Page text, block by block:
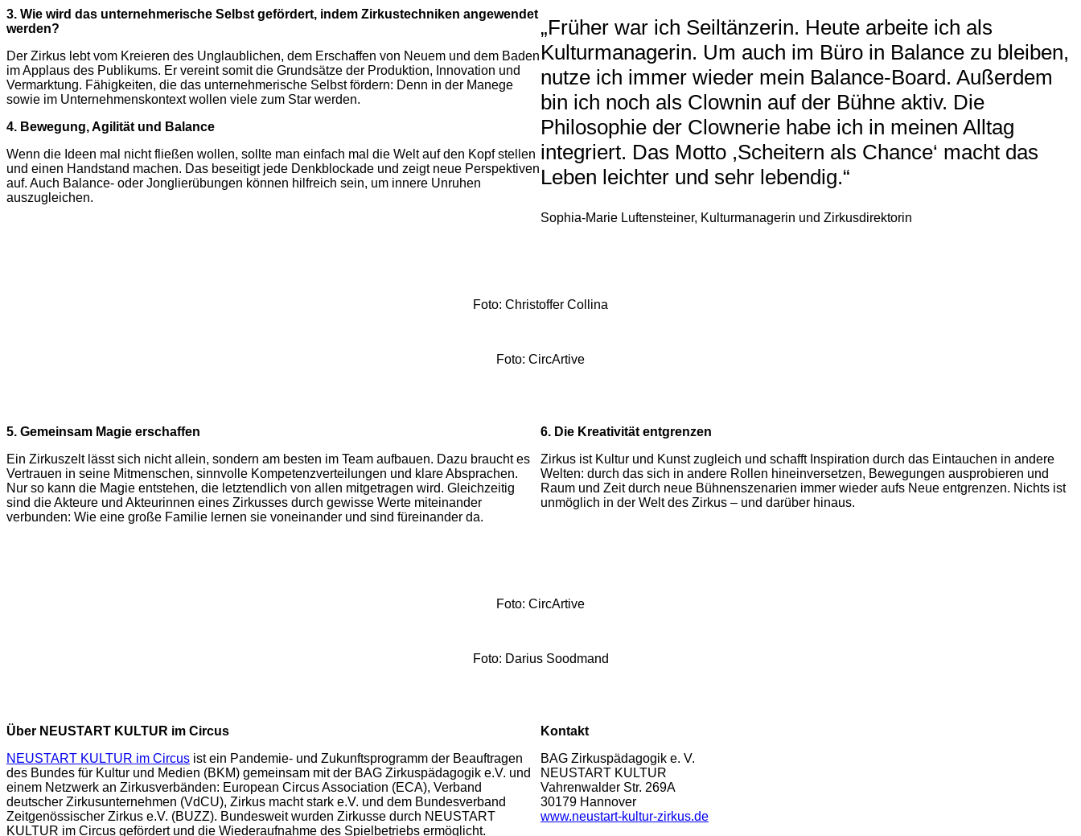
3. Wie wird das unternehmerische Selbst gefördert, indem Zirkustechniken angewendet
werden?
Der Zirkus lebt vom Kreieren des Unglaublichen, dem Erschaffen von Neuem und dem Baden
im Applaus des Publikums. Er vereint somit die Grundsätze der Produktion, Innovation und
Vermarktung. Fähigkeiten, die das unternehmerische Selbst fördern: Denn in der Manege
sowie im Unternehmenskontext wollen viele zum Star werden.
4. Bewegung, Agilität und Balance
Wenn die Ideen mal nicht fließen wollen, sollte man einfach mal die Welt auf den Kopf stellen
und einen Handstand machen. Das beseitigt jede Denkblockade und zeigt neue Perspektiven
auf. Auch Balance- oder Jonglierübungen können hilfreich sein, um innere Unruhen
auszugleichen.
„Früher war ich Seiltänzerin. Heute arbeite ich als
Kulturmanagerin. Um auch im Büro in Balance zu bleiben,
nutze ich immer wieder mein Balance-Board. Außerdem
bin ich noch als Clownin auf der Bühne aktiv. Die
Philosophie der Clownerie habe ich in meinen Alltag
integriert. Das Motto ,Scheitern als Chance‘ macht das
Leben leichter und sehr lebendig.“
Sophia-Marie Luftensteiner, Kulturmanagerin und Zirkusdirektorin
Foto: Christoffer Collina
Foto: CircArtive
5. Gemeinsam Magie erschaffen
Ein Zirkuszelt lässt sich nicht allein, sondern am besten im Team aufbauen. Dazu braucht es
Vertrauen in seine Mitmenschen, sinnvolle Kompetenzverteilungen und klare Absprachen.
Nur so kann die Magie entstehen, die letztendlich von allen mitgetragen wird. Gleichzeitig
sind die Akteure und Akteurinnen eines Zirkusses durch gewisse Werte miteinander
verbunden: Wie eine große Familie lernen sie voneinander und sind füreinander da.
6. Die Kreativität entgrenzen
Zirkus ist Kultur und Kunst zugleich und schafft Inspiration durch das Eintauchen in andere
Welten: durch das sich in andere Rollen hineinversetzen, Bewegungen ausprobieren und
Raum und Zeit durch neue Bühnenszenarien immer wieder aufs Neue entgrenzen. Nichts ist
unmöglich in der Welt des Zirkus – und darüber hinaus.
Foto: CircArtive
Foto: Darius Soodmand
Über NEUSTART KULTUR im Circus
NEUSTART KULTUR im Circus ist ein Pandemie- und Zukunftsprogramm der Beauftragen
des Bundes für Kultur und Medien (BKM) gemeinsam mit der BAG Zirkuspädagogik e.V. und
einem Netzwerk an Zirkusverbänden: European Circus Association (ECA), Verband
deutscher Zirkusunternehmen (VdCU), Zirkus macht stark e.V. und dem Bundesverband
Zeitgenössischer Zirkus e.V. (BUZZ). Bundesweit wurden Zirkusse durch NEUSTART
KULTUR im Circus gefördert und die Wiederaufnahme des Spielbetriebs ermöglicht.
Kontakt
BAG Zirkuspädagogik e. V.
NEUSTART KULTUR
Vahrenwalder Str. 269A
30179 Hannover
www.neustart-kultur-zirkus.de